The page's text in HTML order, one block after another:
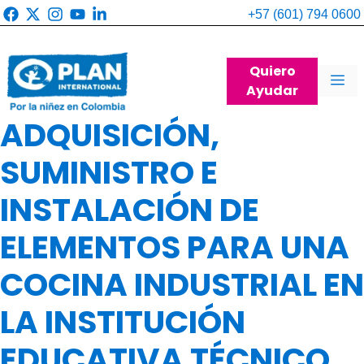
Saltar
al
+57 (601) 794 0600
Quiero
Ayudar
ADQUISICIÓN,
SUMINISTRO E
INSTALACIÓN DE
ELEMENTOS PARA UNA
COCINA INDUSTRIAL EN
LA INSTITUCIÓN